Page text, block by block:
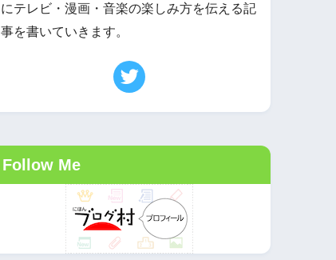
にテレビ・漫画・音楽の楽しみ方を伝える記
事を書いていきます。
Follow Me